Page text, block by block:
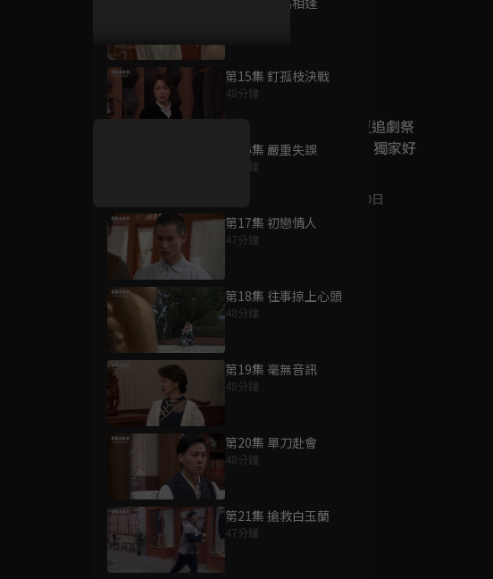
第15集 釘孤枝決戰
48分鐘
第16集 嚴重失誤
48分鐘
第17集 初戀情人
47分鐘
第18集 往事掠上心頭
48分鐘
第19集 毫無音訊
48分鐘
第20集 單刀赴會
48分鐘
第21集 搶救白玉蘭
47分鐘
好康資訊
7/21-8/20，盛夏追劇祭
升級VIP最優惠！獨家好
8月20日